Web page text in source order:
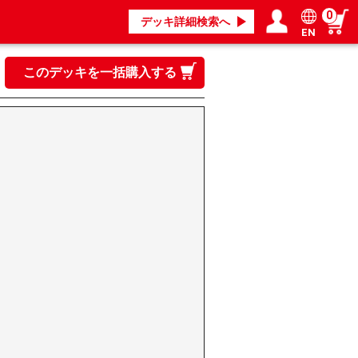
デッキ詳細検索へ
ログイン／会員登録
マイページ
EN
0
このデッキを一括購入する